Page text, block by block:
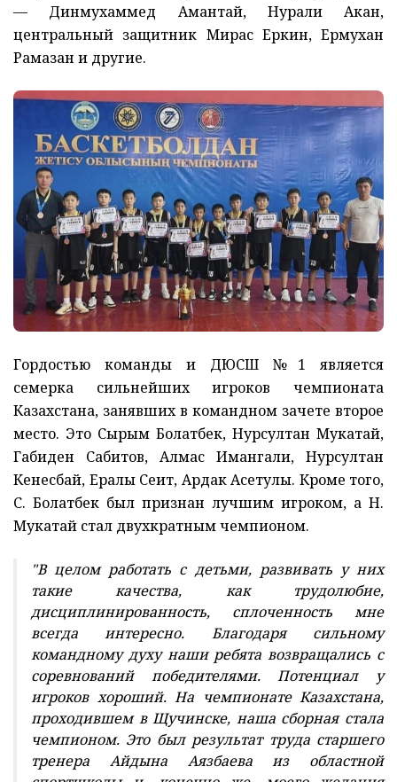
— Динмухаммед Амантай, Нурали Акан,
центральный защитник Мирас Еркин, Ермухан
Рамазан и другие.
Гордостью команды и ДЮСШ №1 является
семерка сильнейших игроков чемпионата
Казахстана, занявших в командном зачете второе
место. Это Сырым Болатбек, Нурсултан Мукатай,
Габиден Сабитов, Алмас Имангали, Нурсултан
Кенесбай, Ералы Сеит, Ардак Асетулы. Кроме того,
С. Болатбек был признан лучшим игроком, а Н.
Мукатай стал двухкратным чемпионом.
"В целом работать с детьми, развивать у них
такие качества, как трудолюбие,
дисциплинированность, сплоченность мне
всегда интересно. Благодаря сильному
командному духу наши ребята возвращались с
соревнований победителями. Потенциал у
игроков хороший. На чемпионате Казахстана,
проходившем в Щучинске, наша сборная стала
чемпионом. Это был результат труда старшего
тренера Айдына Аязбаева из областной